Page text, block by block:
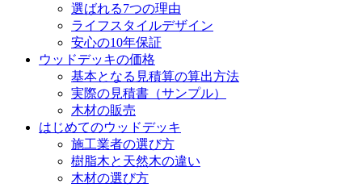
選ばれる7つの理由
ライフスタイルデザイン
安心の10年保証
ウッドデッキの価格
基本となる見積算の算出方法
実際の見積書 （サンプル）
木材の販売
はじめてのウッドデッキ
施工業者の選び方
樹脂木と天然木の違い
木材の選び方